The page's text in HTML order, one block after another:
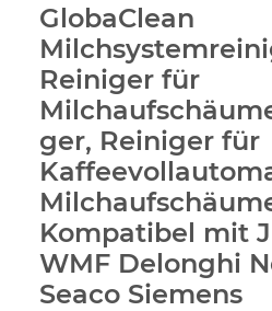
GlobaClean
Reiniger für
ger, Reiniger für
Kompatibel mit
WMF Delonghi
Seaco Siemens